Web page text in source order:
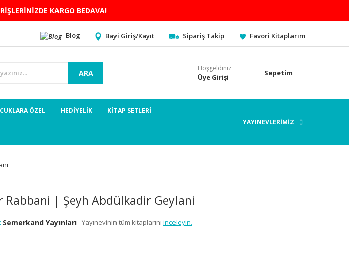
KARGO BEDAVA!
Blog Bayi Giriş/Kayıt Sipariş Takip Favori Kitaplarım
ARA
Hoşgeldiniz
Üye Girişi Sepetim
ÖZEL HEDİYELİK KİTAP SETLERİ
YAYINEVLERİMİZ
Rabbani | Şeyh Abdülkadir Geylani
Semerkand Yayınları Yayınevinin tüm kitaplarını inceleyin.